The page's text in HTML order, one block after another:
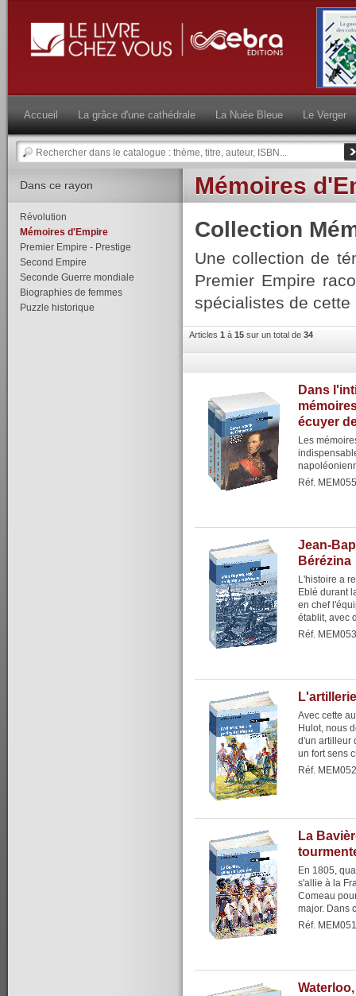
Accueil La grâce d'une cathédrale La Nuée Bleue Le Verger
Mémoires
Collection
Une collection de
Premier Empire
spécialistes de
Articles 1 à 15 sur un total de 34
Dans
écuyer
Les
Réf. MEM055
Jean-
Bérézina
L'histoire a
Eblé durant
en chef
établit, avec
Réf. MEM053
Avec cette
Hulot, nous
d'un artilleur
un fort sens
Réf. MEM052
La
En 1805,
s'allie à la
Comeau
major. Dans
Réf. MEM051
Dans ce rayon
Révolution
Mémoires d'Empire
Premier Empire - Prestige
Second Empire
Seconde Guerre mondiale
Biographies de femmes
Puzzle historique